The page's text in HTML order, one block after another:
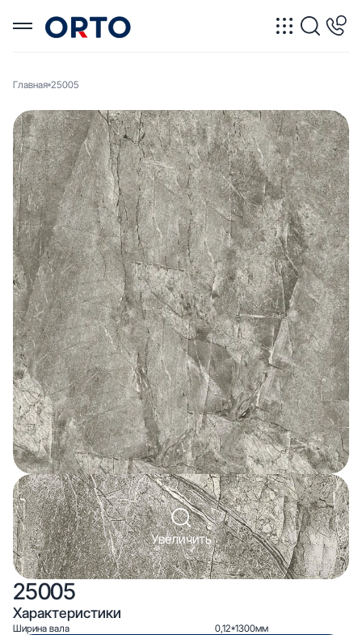
Главная 25005
Увеличить
25005
Характеристики
Ширина вала 0,12*1300мм